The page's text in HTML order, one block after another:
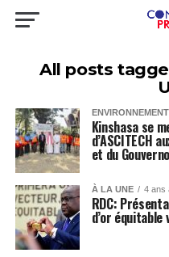
All posts
ENVIRONNEMENT
Kinshasa se
d’ASCITECH
et du
À LA UNE 4 ans
RDC:
d’or